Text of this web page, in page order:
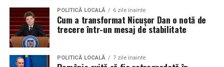
Detalii organizatorice
Data și ora:Sâmbătă, 7 martie | 18:00
Locația:
450 RON / persoană – format all-inclusive
Pregatirea unei masini pentru un eveniment auto in Cluj
presupune mai mult decat un aspect curat si o vopsea
lucioasa. Proprietarii investesc timp in detalii precum
alinierea rotilor, raportul dintre janta si anvelopa,
inaltimea masinii si coerenta stilului ales. Fiecare
POLITICĂ LOCALĂ 6 zile inainte
Cum a transformat Nicușor Dan o notă de
trecere într-un mesaj de stabilitate
POLITICĂ LOCALĂ 7 zile inainte